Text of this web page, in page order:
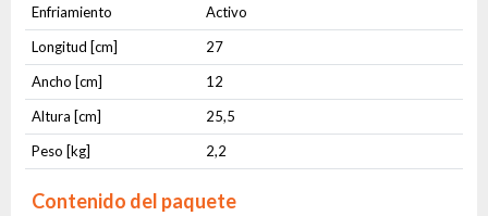
Enfriamiento
Activo
Longitud [cm]
27
Ancho [cm]
12
Altura [cm]
25,5
Peso [kg]
2,2
Contenido del paquete